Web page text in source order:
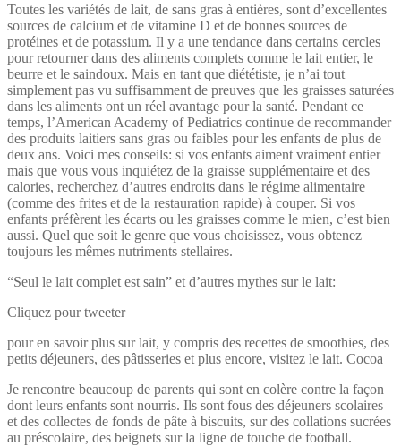
Toutes les variétés de lait, de sans gras à entières, sont d’excellentes
sources de calcium et de vitamine D et de bonnes sources de
protéines et de potassium. Il y a une tendance dans certains cercles
pour retourner dans des aliments complets comme le lait entier, le
beurre et le saindoux. Mais en tant que diététiste, je n’ai tout
simplement pas vu suffisamment de preuves que les graisses saturées
dans les aliments ont un réel avantage pour la santé. Pendant ce
temps, l’American Academy of Pediatrics continue de recommander
des produits laitiers sans gras ou faibles pour les enfants de plus de
deux ans. Voici mes conseils: si vos enfants aiment vraiment entier
mais que vous vous inquiétez de la graisse supplémentaire et des
calories, recherchez d’autres endroits dans le régime alimentaire
(comme des frites et de la restauration rapide) à couper. Si vos
enfants préfèrent les écarts ou les graisses comme le mien, c’est bien
aussi. Quel que soit le genre que vous choisissez, vous obtenez
toujours les mêmes nutriments stellaires.
“Seul le lait complet est sain” et d’autres mythes sur le lait:
Cliquez pour tweeter
pour en savoir plus sur lait, y compris des recettes de smoothies, des
petits déjeuners, des pâtisseries et plus encore, visitez le lait. Cocoa
Je rencontre beaucoup de parents qui sont en colère contre la façon
dont leurs enfants sont nourris. Ils sont fous des déjeuners scolaires
et des collectes de fonds de pâte à biscuits, sur des collations sucrées
au préscolaire, des beignets sur la ligne de touche de football.